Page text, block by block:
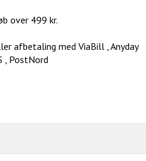
over 499 kr.
afbetaling med ViaBill , Anyday
, PostNord